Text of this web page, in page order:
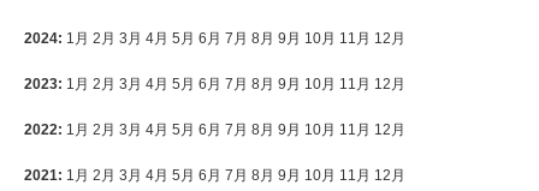
2024: 1月 2月 3月 4月 5月 6月 7月 8月 9月 10月 11月 12月
2023: 1月 2月 3月 4月 5月 6月 7月 8月 9月 10月 11月 12月
2022: 1月 2月 3月 4月 5月 6月 7月 8月 9月 10月 11月 12月
2021: 1月 2月 3月 4月 5月 6月 7月 8月 9月 10月 11月 12月